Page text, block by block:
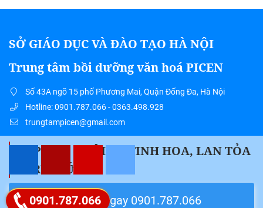
" PICEN – HỘI TỤ TINH HOA, LAN TỎA
TRI THỨC "
Liên hệ ngay 0901.787.066
SỞ GIÁO DỤC VÀ ĐÀO TẠO HÀ NỘI
Trung tâm bồi dưỡng văn hoá PICEN
Số 43A ngõ 15 phố Phương Mai, Quận Đống Đa, Hà Nội
Hotline: 0901.787.066 - 0363.498.928
trungtampicen@gmail.com
Google map
0901.787.066